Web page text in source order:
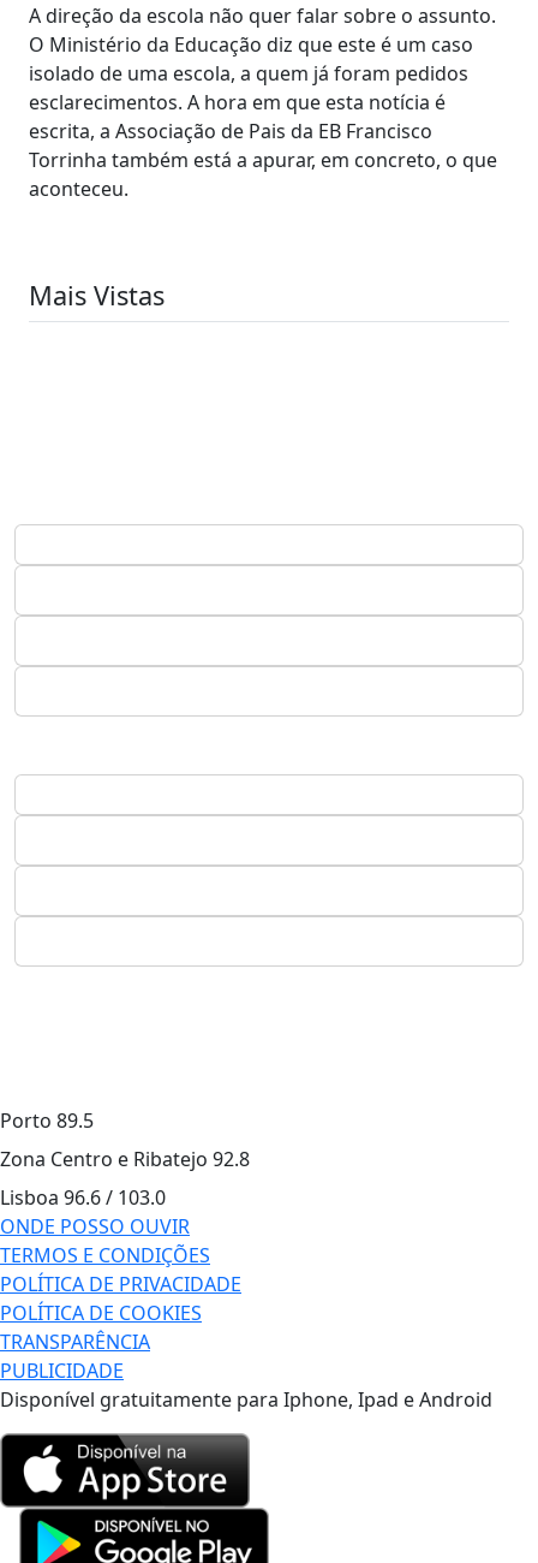
A direção da escola não quer falar sobre o assunto.
O Ministério da Educação diz que este é um caso
isolado de uma escola, a quem já foram pedidos
esclarecimentos. A hora em que esta notícia é
escrita, a Associação de Pais da EB Francisco
Torrinha também está a apurar, em concreto, o que
aconteceu.
Mais Vistas
Porto 89.5
Zona Centro e Ribatejo 92.8
Lisboa 96.6 / 103.0
ONDE POSSO OUVIR
TERMOS E CONDIÇÕES
POLÍTICA DE PRIVACIDADE
POLÍTICA DE COOKIES
TRANSPARÊNCIA
PUBLICIDADE
Disponível gratuitamente para Iphone, Ipad e Android